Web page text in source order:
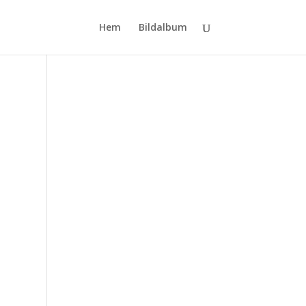
Hem Bildalbum